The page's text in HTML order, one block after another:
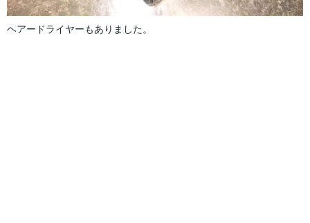
ヘアードライヤーもありました。